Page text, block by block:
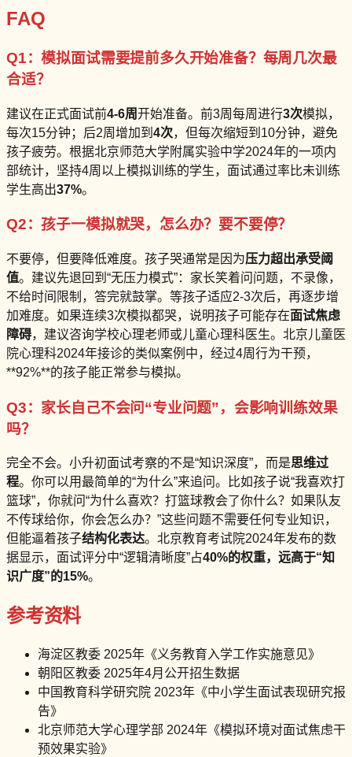
FAQ
Q1：模拟面试需要提前多久开始准备？每周几次最
合适？
建议在正式面试前4-6周开始准备。前3周每周进行3次模拟，
每次15分钟；后2周增加到 4次，但每次缩短到10分钟，避免
孩子疲劳。根据北京师范大学附属实验中学2024年的一项内
部统计，坚持4周以上模拟训练的学生，面试通过率比未训练
学生高出37%。
Q2：孩子一模拟就哭，怎么办？要不要停？
不要停，但要降低难度。孩子哭通常是因为压力超出承受阈
值。建议先退回到“无压力模式”：家长笑着问问题，不录像，
不给时间限制，答完就鼓掌。等孩子适应2-3次后，再逐步增
加难度。如果连续3次模拟都哭，说明孩子可能存在面试焦虑
障碍，建议咨询学校心理老师或儿童心理科医生。北京儿童医
院心理科2024年接诊的类似案例中，经过4周行为干预，
**92%**的孩子能正常参与模拟。
Q3：家长自己不会问“专业问题”，会影响训练效果
吗？
完全不会。小升初面试考察的不是“知识深度”，而是思维过
程。你可以用最简单的“为什么”来追问。比如孩子说“我喜欢打
篮球”，你就问“为什么喜欢？打篮球教会了你什么？如果队友
不传球给你，你会怎么办？”这些问题不需要任何专业知识，
但能逼着孩子结构化表达。北京教育考试院2024年发布的数
据显示，面试评分中“逻辑清晰度”占40%的权重，远高于“知
识广度”的15%。
参考资料
海淀区教委 2025年《义务教育入学工作实施意见》
朝阳区教委 2025年4月公开招生数据
中国教育科学研究院 2023年《中小学生面试表现研究报
告》
北京师范大学心理学部 2024年《模拟环境对面试焦虑干
预效果实验》